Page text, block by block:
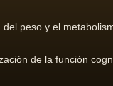
del peso y el
de la función